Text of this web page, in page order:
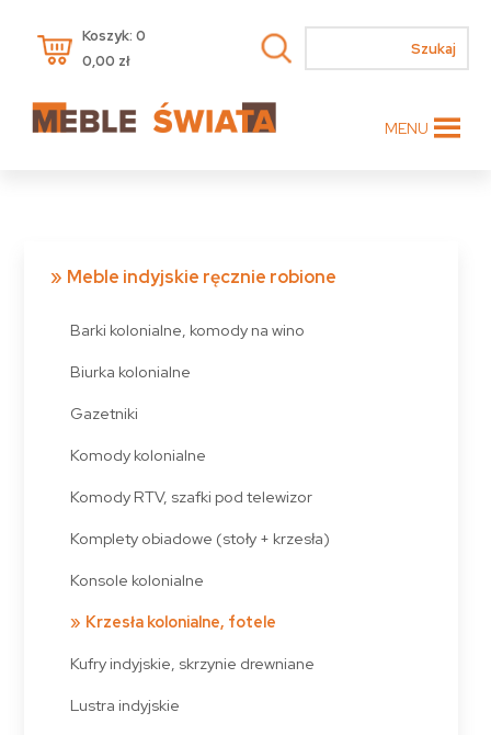
Koszyk: 0
0,00 zł
MENU
Meble indyjskie ręcznie robione
Barki kolonialne, komody na wino
Biurka kolonialne
Gazetniki
Komody kolonialne
Komody RTV, szafki pod telewizor
Komplety obiadowe (stoły + krzesła)
Konsole kolonialne
Krzesła kolonialne, fotele
Kufry indyjskie, skrzynie drewniane
Lustra indyjskie